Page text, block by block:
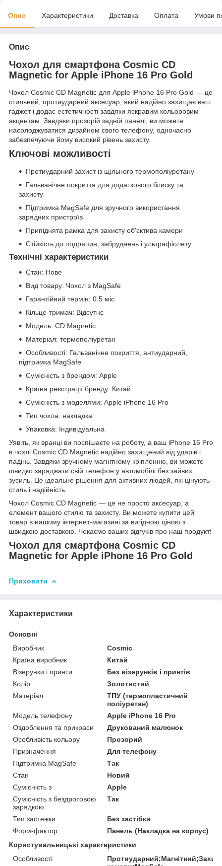
Опис Характеристики Доставка Оплата Умови
Опис
Чохол для смартфона Cosmic CD
Magnetic for Apple iPhone 16 Pro Gold
Чохол Cosmic CD Magnetic для Apple iPhone 16 Pro Gold — це
стильний, протиударний аксесуар, який надійно захищає ваш
гаджет і додає естетичності завдяки яскравим кольоровим
акцентам. Завдяки прозорій задній панелі, ви можете
насолоджуватися дизайном свого телефону, одночасно
забезпечуючи йому високий рівень захисту.
Ключові можливості
Протиударний захист із щільного термополіуретану
Гальванічне покриття для додаткового блиску та
захисту
Підтримка MagSafe для зручного використання
зарядних пристроїв
Припіднята рамка для захисту об'єктива камери
Стійкість до подряпин, забруднень і ультрафіолету
Технічні характеристики
Стан: Нове
Вид товару: Чохол з MagSafe
Гарантійний термін: 0.5 міс
Кільце-тримач: Відсутнє
Модель: CD Magnetic
Матеріал: термополіуретан
Особливості: Гальванічне покриття, антиударний,
підтримка MagSafe
Сумісність з брендом: Apple
Країна реєстрації бренду: Китай
Сумісність з моделями: Apple iPhone 16 Pro
Тип чохла: накладка
Упаковка: Індивідуальна
Уявіть, як вранці ви поспішаєте на роботу, а ваш iPhone 16 Pro
в чохлі Cosmic CD Magnetic надійно захищений від ударів і
падінь. Завдяки зручному магнітному кріпленню, ви можете
швидко заряджати свій телефон у автомобілі без зайвих
зусиль. Це ідеальне рішення для активних людей, які цінують
стиль і надійність.
Чохол Cosmic CD Magnetic — це не просто аксесуар, а
елемент вашого стилю та захисту. Ви можете купити цей
товар в нашому інтернет-магазині за вигідною ціною з
швидкою доставкою. Чекаємо ваших відгуків про наш продукт!
Чохол для смартфона Cosmic CD
Magnetic for Apple iPhone 16 Pro Gold
Приховати
Характеристики
Основні
Виробник
Cosmic
Країна виробник
Китай
Візерунки і принти
Без візерунків і принтів
Колір
Золотистий
Матеріал
ТПУ (термопластичний
поліуретан)
Модель телефону
Apple iPhone 16 Pro
Оздоблення та прикраси
Друкований малюнок
Особливість кольору
Прозорий
Призначення
Для телефону
Підтримка MagSafe
Так
Стан
Новий
Сумісність з
Apple
Сумісність з бездротовою
зарядкою
Так
Тип застежки
Без застібки
Форм-фактор
Панель (Накладка на корпус)
Користувальницькі характеристики
Особливості